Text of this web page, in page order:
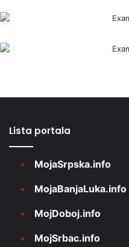
Lista portala
MojaSrpska.info
MojaBanjaLuka.info
MojDoboj.info
MojSrbac.info